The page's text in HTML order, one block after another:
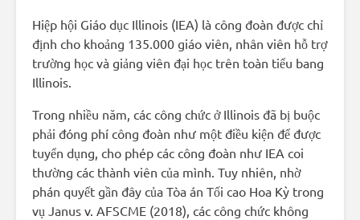
Hiệp hội Giáo dục Illinois (IEA) là công đoàn được chỉ
định cho khoảng 135.000 giáo viên, nhân viên hỗ trợ
trường học và giảng viên đại học trên toàn tiểu bang
Illinois.
Trong nhiều năm, các công chức ở Illinois đã bị buộc
phải đóng phí công đoàn như một điều kiện để được
tuyển dụng, cho phép các công đoàn như IEA coi
thường các thành viên của mình. Tuy nhiên, nhờ
phán quyết gần đây của Tòa án Tối cao Hoa Kỳ trong
vụ Janus v. AFSCME (2018), các công chức không